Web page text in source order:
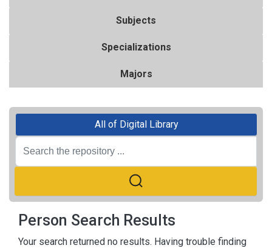
Subjects
Specializations
Majors
All of Digital Library
Person Search Results
Your search returned no results. Having trouble finding